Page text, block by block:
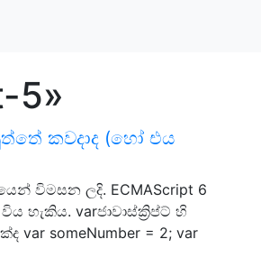
5»
කවදාද (හෝ එය
විමසන ලදි. ECMAScript 6
හැකිය. varජාවාස්ක්‍රිප්ට් හි
someNumber = 2; var